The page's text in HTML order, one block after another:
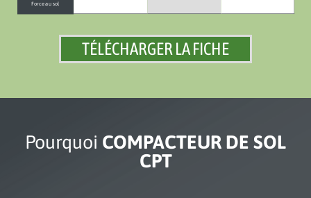
Force au sol
TÉLÉCHARGER LA FICHE
Pourquoi COMPACTEUR DE SOL
CPT